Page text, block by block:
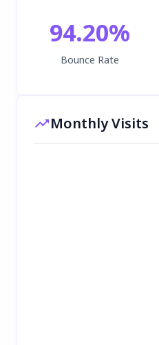
94.20%
Bounce Rate
Monthly Visits